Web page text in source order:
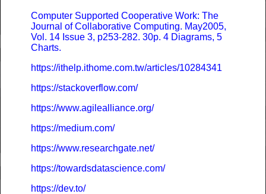
Computer Supported Cooperative Work: The
Journal of Collaborative Computing. May2005,
Vol. 14 Issue 3, p253-282. 30p. 4 Diagrams, 5
Charts.
https://ithelp.ithome.com.tw/articles/10284341
https://stackoverflow.com/
https://www.agilealliance.org/
https://medium.com/
https://www.researchgate.net/
https://towardsdatascience.com/
https://dev.to/